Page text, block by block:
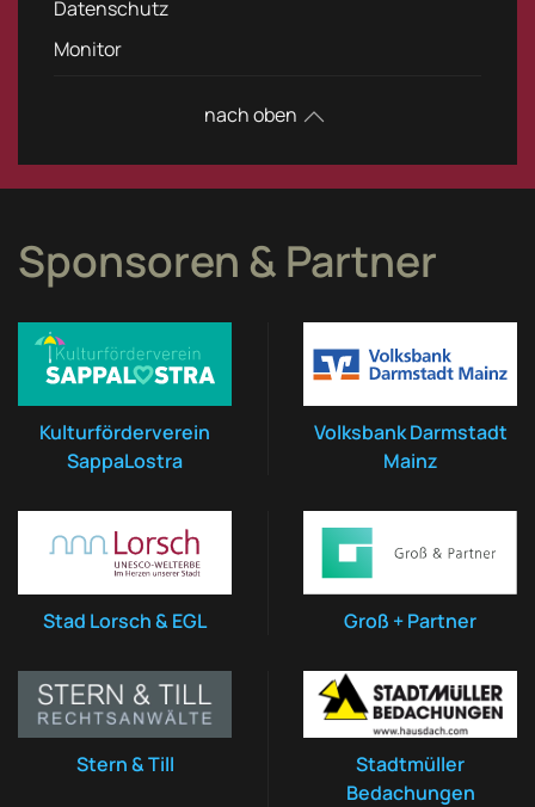
Datenschutz
Monitor
nach oben
Sponsoren & Partner
Kulturförderverein
SappaLostra
Volksbank Darmstadt
Mainz
Stad Lorsch & EGL Groß + Partner
Stern & Till
Stadtmüller
Bedachungen